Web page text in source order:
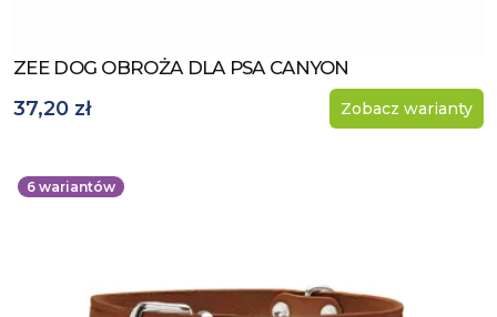
Zobacz produkt
ZEE DOG OBROŻA DLA PSA CANYON
37,20 zł Zobacz warianty
6 wariantów